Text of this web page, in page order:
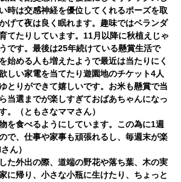
時は交感神経を優位してくれるポーズを取
げて夜は良く眠れます。趣味ではベランダ
てたりしています。11月以降に秋植えじゃ
です。最後は25年続けている懸賞生活で
始める人も増えたようで最近は当たりにく
しい家電を当てたり遊園地のチケット4人
とりができて嬉しいです。お米も懸賞で当
当選までが楽しすぎておばあちゃんになっ
。（ともさなママさん）
を食べるようにしています。この為に1週
で、仕事や家事も頑張れるし、毎週末が楽
ん）
た外出の際、道端の野花や落ち葉、木の実
に帰り、小さな小瓶に生けたり、ちょっと